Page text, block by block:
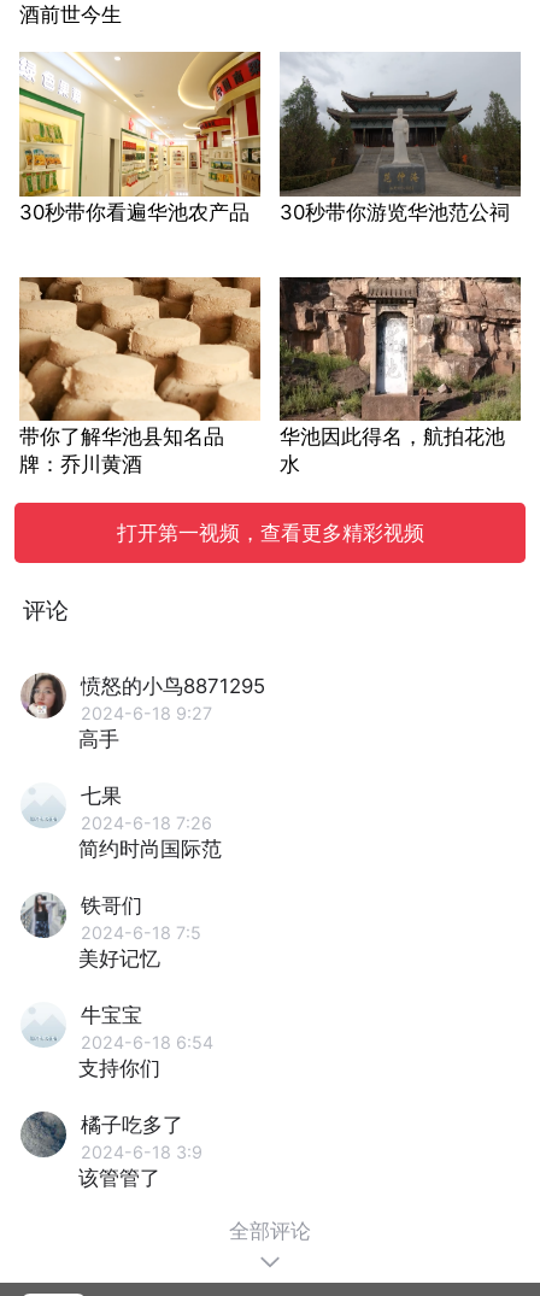
酒前世今生
30秒带你看遍华池农产品 30秒带你游览华池范公祠
带你了解华池县知名品
牌：乔川黄酒
华池因此得名，航拍花池
水
打开第一视频，查看更多精彩视频
评论
愤怒的小鸟8871295
2024-6-18 9:27
高手
七果
2024-6-18 7:26
简约时尚国际范
铁哥们
2024-6-18 7:5
美好记忆
牛宝宝
2024-6-18 6:54
支持你们
橘子吃多了
2024-6-18 3:9
该管管了
全部评论